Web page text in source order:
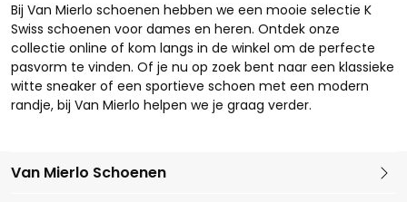
Bij Van Mierlo schoenen hebben we een mooie selectie K
Swiss schoenen voor dames en heren. Ontdek onze
collectie online of kom langs in de winkel om de perfecte
pasvorm te vinden. Of je nu op zoek bent naar een klassieke
witte sneaker of een sportieve schoen met een modern
randje, bij Van Mierlo helpen we je graag verder.
Van Mierlo Schoenen